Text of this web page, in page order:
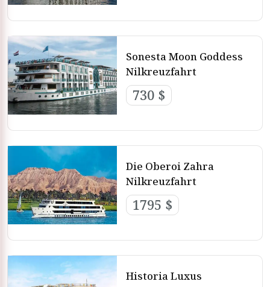
Sonesta Moon Goddess
Nilkreuzfahrt
730 $
Die Oberoi Zahra
Nilkreuzfahrt
1795 $
Historia Luxus